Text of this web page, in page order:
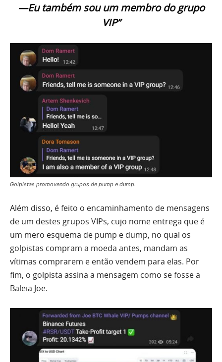
—Eu também sou um membro do grupo
VIP”
Golpistas promovendo grupos de pump e dump.
Além disso, é feito o encaminhamento de mensagens
de um destes grupos VIPs, cujo nome entrega que é
um mero esquema de pump e dump, no qual os
golpistas compram a moeda antes, mandam as
vítimas comprarem e então vendem para elas. Por
fim, o golpista assina a mensagem como se fosse a
Baleia Joe.